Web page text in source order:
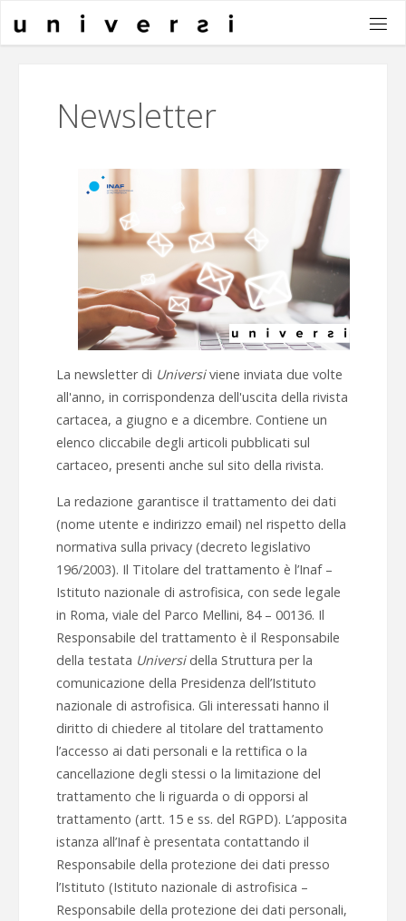
Newsletter
La newsletter di Universiviene inviata due volte
all'anno, in corrispondenza dell'uscita della rivista
cartacea, a giugno e a dicembre. Contiene un
elenco cliccabile degli articoli pubblicati sul
cartaceo, presenti anche sul sito della rivista.
La redazione garantisce il trattamento dei dati
(nome utente e indirizzo email) nel rispetto della
normativa sulla privacy (decreto legislativo
196/2003). Il Titolare del trattamento è l’Inaf –
Istituto nazionale di astrofisica, con sede legale
in Roma, viale del Parco Mellini, 84 – 00136. Il
Responsabile del trattamento è il Responsabile
della testata Universi della Struttura per la
comunicazione della Presidenza dell’Istituto
nazionale di astrofisica. Gli interessati hanno il
diritto di chiedere al titolare del trattamento
l’accesso ai dati personali e la rettifica o la
cancellazione degli stessi o la limitazione del
trattamento che li riguarda o di opporsi al
trattamento (artt. 15 e ss. del RGPD). L’apposita
istanza all’Inaf è presentata contattando il
Responsabile della protezione dei dati presso
l’Istituto (Istituto nazionale di astrofisica –
Responsabile della protezione dei dati personali,